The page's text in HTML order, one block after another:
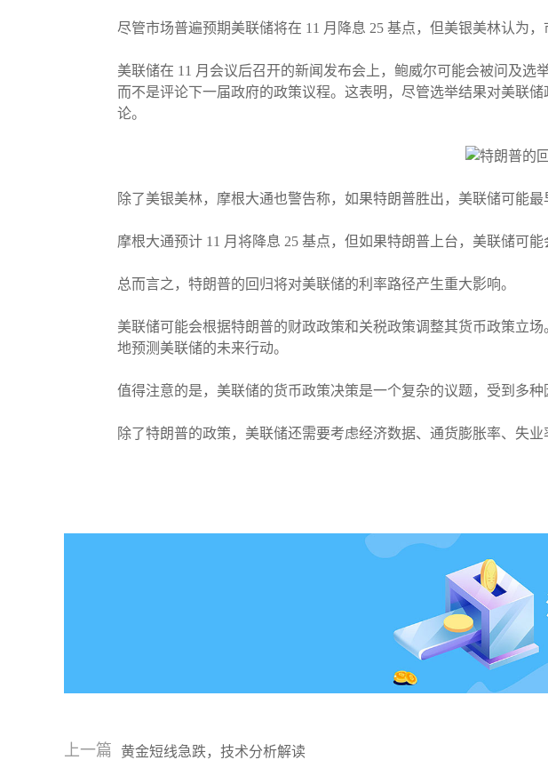
尽管市场普遍预期美联储将在 11 月降息 25 基点，但美银美林认为
美联储在 11 月会议后召开的新闻发布会上，鲍威尔可能会被问及选
而不是评论下一届政府的政策议程。这表明，尽管选举结果对美联
论。
除了美银美林，摩根大通也警告称，如果特朗普胜出，美联储可能最
摩根大通预计 11 月将降息 25 基点，但如果特朗普上台，美联储可
总而言之，特朗普的回归将对美联储的利率路径产生重大影响。
美联储可能会根据特朗普的财政政策和关税政策调整其货币政策立
地预测美联储的未来行动。
值得注意的是，美联储的货币政策决策是一个复杂的议题，受到多种
除了特朗普的政策，美联储还需要考虑经济数据、通货膨胀率、失
上一篇 黄金短线急跌，技术分析解读